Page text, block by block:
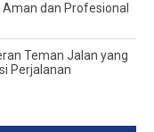
dan Profesional
Teman Jalan yang
Perjalanan